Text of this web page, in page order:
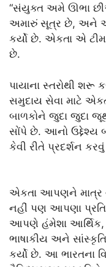
“સંયુક્ત અમે ઊભા
અમારું સૂત્ર છે, અને
કર્યો છે. એકતા એ
છે.
પાયાના સ્તરોથી
સમુદાય સેવા માટે
બાળકોને જુદા જુદા
સોંપે છે. આનો ઉદ્દેશ્ય
કેવી રીતે પ્રદર્શન
એકતા આપણને માત્ર
નહીં પણ આપણા
આપણે હંમેશા આર્થિક,
ભાષાકીય અને
કર્યો છે. આ ભારતના